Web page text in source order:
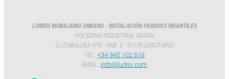
LURKOI MOBILIARIO URBANO - INSTALACIÓN PARQUES INFANTILES
POLÍGONO INDUSTRIAL GOIAIN
C/ ZABALDEA Nº9 - PAB. 3 · 01170 LEGUTIANO
TEL: +34 945 102 616
EMAIL: info@lurkoi.com